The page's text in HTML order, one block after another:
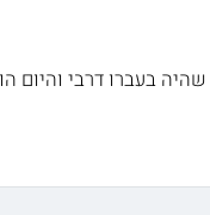
שהיה בעברו דרבי